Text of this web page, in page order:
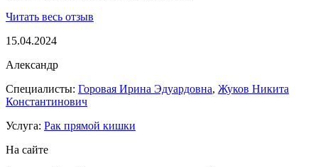
Читать весь отзыв
15.04.2024
Александр
Специалисты: Горовая Ирина Эдуардовна, Жуков Никита
Константинович
Услуга: Рак прямой кишки
На сайте